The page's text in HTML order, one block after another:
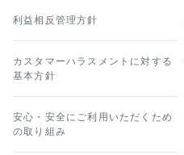
利益相反管理方針
カスタマーハラスメントに対する
基本方針
安心・安全にご利用いただくため
の取り組み